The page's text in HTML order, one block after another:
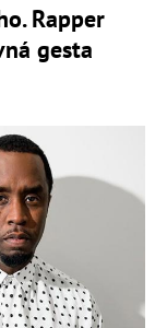
Rapper
gesta